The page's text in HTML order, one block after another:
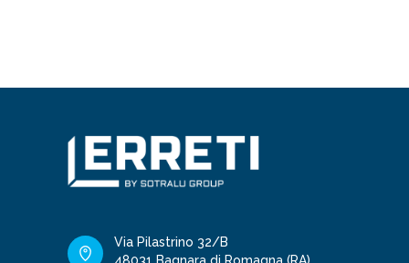
Via Pilastrino 32/B
48031 Bagnara di Romagna (RA)